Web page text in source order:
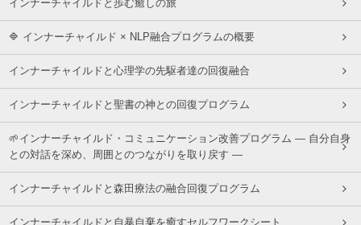
インナーチャイルドと歩む癒しの旅
🔷 インナーチャイルド × NLP融合プログラムの概要
インナーチャイルドと心理学の先駆者達の回復融合
インナーチャイルドと聖書の神との回復プログラム
🌱インナーチャイルド・コミュニケーション改善プログラム ― 自分自身
との対話を深め、周囲とのつながりを取り戻す ―
インナーチャイルドと森田療法の融合回復プログラム